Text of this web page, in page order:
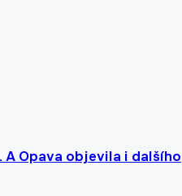
A Opava objevila i dalšího